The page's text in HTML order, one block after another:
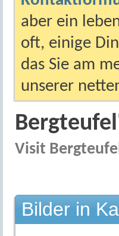
aber ein
oft, einige
das Sie am
unserer
Visit
Bilder in